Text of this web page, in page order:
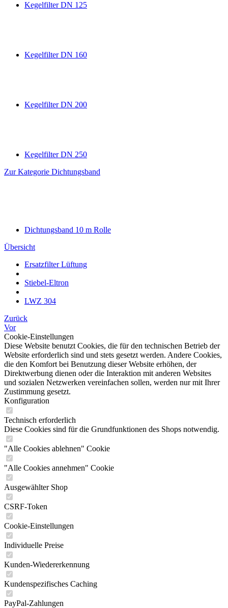
Kegelfilter DN 125
Kegelfilter DN 160
Kegelfilter DN 200
Kegelfilter DN 250
Zur Kategorie Dichtungsband
Dichtungsband 10 m Rolle
Übersicht
Ersatzfilter Lüftung
Stiebel-Eltron
LWZ 304
Zurück
Vor
Cookie-Einstellungen
Diese Website benutzt Cookies, die für den technischen Betrieb der
Website erforderlich sind und stets gesetzt werden. Andere Cookies,
die den Komfort bei Benutzung dieser Website erhöhen, der
Direktwerbung dienen oder die Interaktion mit anderen Websites
und sozialen Netzwerken vereinfachen sollen, werden nur mit Ihrer
Zustimmung gesetzt.
Konfiguration
Technisch erforderlich
Diese Cookies sind für die Grundfunktionen des Shops notwendig.
"Alle Cookies ablehnen" Cookie
"Alle Cookies annehmen" Cookie
Ausgewählter Shop
CSRF-Token
Cookie-Einstellungen
Individuelle Preise
Kunden-Wiedererkennung
Kundenspezifisches Caching
PayPal-Zahlungen